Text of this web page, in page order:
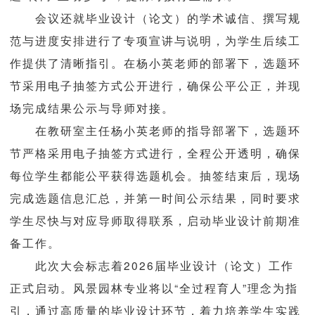
会议还就毕业设计（论文）的学术诚信、撰写规
范与进度安排进行了专项宣讲与说明，为学生后续工
作提供了清晰指引。在杨小英老师的部署下，选题环
节采用电子抽签方式公开进行，确保公平公正，并现
场完成结果公示与导师对接。
在教研室主任杨小英老师的指导部署下，选题环
节严格采用电子抽签方式进行，全程公开透明，确保
每位学生都能公平获得选题机会。抽签结束后，现场
完成选题信息汇总，并第一时间公示结果，同时要求
学生尽快与对应导师取得联系，启动毕业设计前期准
备工作。
此次大会标志着2026届毕业设计（论文）工作
正式启动。风景园林专业将以“全过程育人”理念为指
引，通过高质量的毕业设计环节，着力培养学生实践